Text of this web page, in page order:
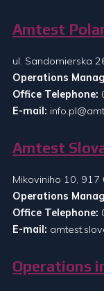
Amtest
ul. Sandomierska
Operations
Office Telephone:
E-mail:
Amtest
Mikoviniho 10, 917
Operations
Office Telephone:
E-mail:
Operations